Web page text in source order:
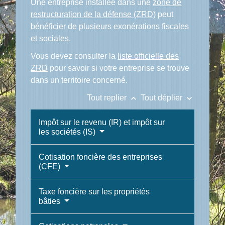
Une entreprise installée dans une zone de
restructuration de la défense (ZRD) peut
bénéficier de plusieurs exonérations fiscales
et sociales.
Vous devez consulter la liste officielle des
ZRD pour savoir si votre entreprise se trouve
dans un territoire concerné.
Tout replier keyboard_arrow_up Tout déplier keyboard_arrow_down
Impôt sur le revenu (IR) et impôt sur
les sociétés (IS)
Cotisation foncière des entreprises
(CFE)
Taxe foncière sur les propriétés
bâties